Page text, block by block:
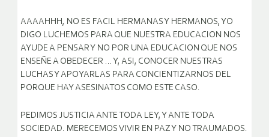
AAAAHHH, NO ES FACIL HERMANAS Y HERMANOS, YO
DIGO LUCHEMOS PARA QUE NUESTRA EDUCACION NOS
AYUDE A PENSAR Y NO POR UNA EDUCACION QUE NOS
ENSEÑE A OBEDECER … Y, ASI, CONOCER NUESTRAS
LUCHAS Y APOYARLAS PARA CONCIENTIZARNOS DEL
PORQUE HAY ASESINATOS COMO ESTE CASO.
PEDIMOS JUSTICIA ANTE TODA LEY, Y ANTE TODA
SOCIEDAD. MERECEMOS VIVIR EN PAZ Y NO TRAUMADOS.